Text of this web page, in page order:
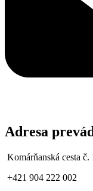
Adresa
Komárňanská cesta
+421 904 222 002